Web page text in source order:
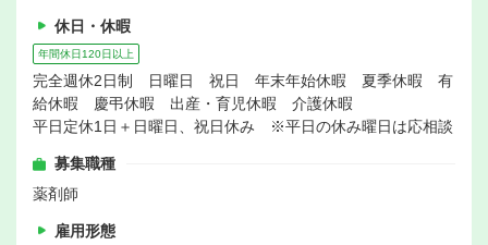
休日・休暇
年間休日120日以上
完全週休2日制 日曜日 祝日 年末年始休暇 夏季休暇 有
給休暇 慶弔休暇 出産・育児休暇 介護休暇
平日定休1日＋日曜日、祝日休み ※平日の休み曜日は応相談
募集職種
薬剤師
雇用形態